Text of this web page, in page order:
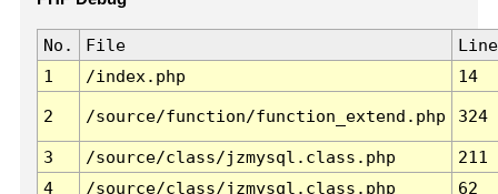
No. File
Line
1
/index.php 14
2 /source/function/function_extend.php 324
3 /source/class/jzmysql.class.php
211
4
/source/class/jzmysql.class.php
62